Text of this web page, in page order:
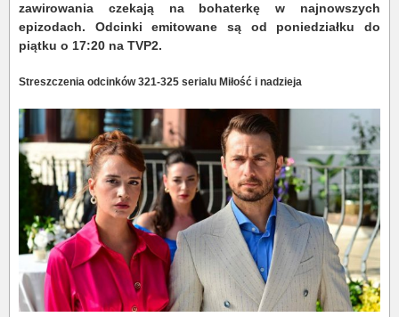
zawirowania czekają na bohaterkę w najnowszych
epizodach. Odcinki emitowane są od poniedziałku do
piątku o 17:20 na TVP2.
Streszczenia odcinków 321-325 serialu Miłość i nadzieja